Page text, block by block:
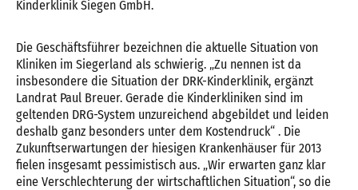
Kinderklinik Siegen GmbH.
Die Geschäftsführer bezeichnen die aktuelle Situation von
Kliniken im Siegerland als schwierig. „Zu nennen ist da
insbesondere die Situation der DRK-Kinderklinik, ergänzt
Landrat Paul Breuer. Gerade die Kinderkliniken sind im
geltenden DRG-System unzureichend abgebildet und leiden
deshalb ganz besonders unter dem Kostendruck“ . Die
Zukunftserwartungen der hiesigen Krankenhäuser für 2013
fielen insgesamt pessimistisch aus. „Wir erwarten ganz klar
eine Verschlechterung der wirtschaftlichen Situation“, so die